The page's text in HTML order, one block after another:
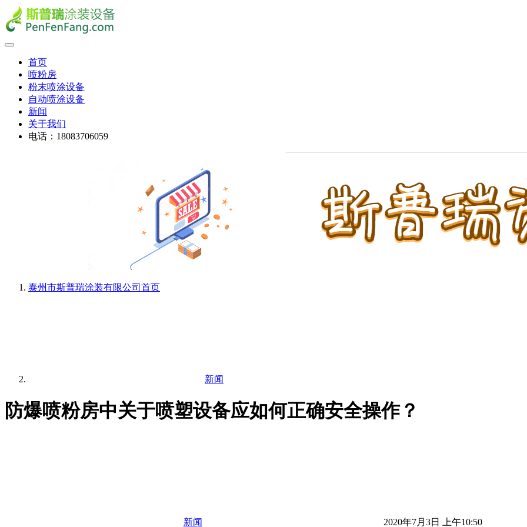
首页
喷粉房
粉末喷涂设备
自动喷涂设备
新闻
关于我们
电话：18083706059
泰州市斯普瑞涂装有限公司 首页
新闻
防爆喷粉房中关于喷塑设备应如何正确安全操作？
新闻 2020年7月3日 上午10:50